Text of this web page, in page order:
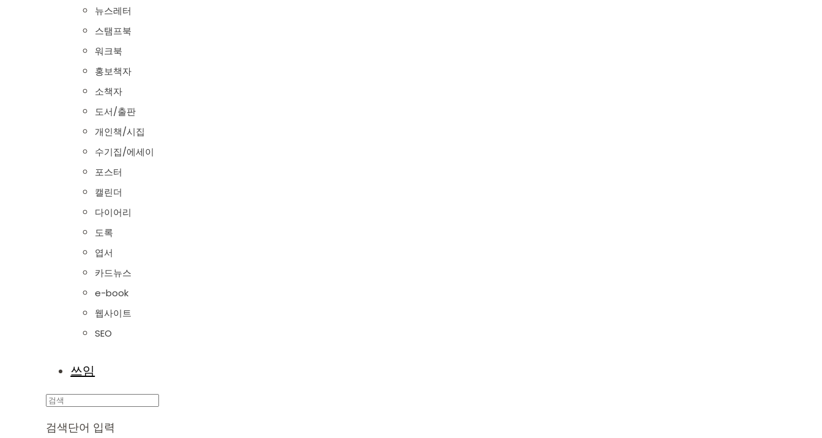
뉴스레터
스탬프북
워크북
홍보책자
소책자
도서/출판
개인책/시집
수기집/에세이
포스터
캘린더
다이어리
도록
엽서
카드뉴스
e-book
웹사이트
SEO
쓰임
Search
검색단어 입력